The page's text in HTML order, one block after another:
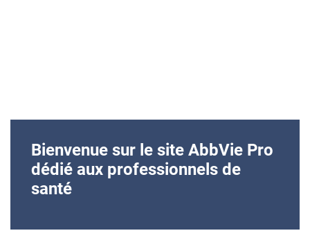
Bienvenue sur le site AbbVie Pro
dédié aux professionnels de
santé